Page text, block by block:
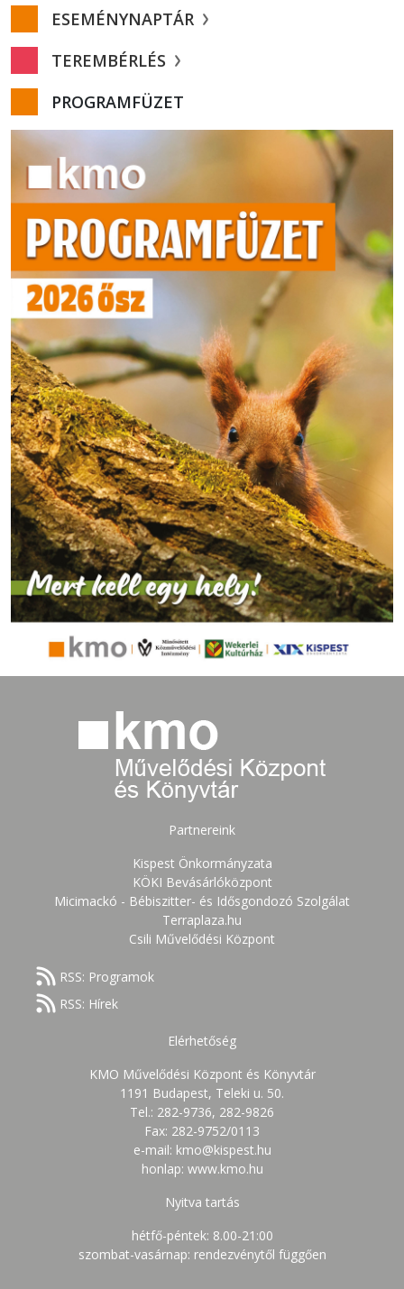
ESEMÉNYNAPTÁR
TEREMBÉRLÉS
PROGRAMFÜZET
Partnereink
Kispest Önkormányzata
KÖKI Bevásárlóközpont
Micimackó - Bébiszitter- és Idősgondozó Szolgálat
Terraplaza.hu
Csili Művelődési Központ
RSS: Programok
RSS: Hírek
Elérhetőség
KMO Művelődési Központ és Könyvtár
1191 Budapest, Teleki u. 50.
Tel.: 282-9736, 282-9826
Fax: 282-9752/0113
e-mail: kmo@kispest.hu
honlap: www.kmo.hu
Nyitva tartás
hétfő-péntek: 8.00-21:00
szombat-vasárnap: rendezvénytől függően